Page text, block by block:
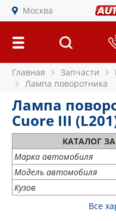
Москва
Главная Запчасти
Лампа поворотника
Лампа
Cuore III
КАТАЛОГ
Марка автомобиля
Модель автомобиля
Кузов
Все